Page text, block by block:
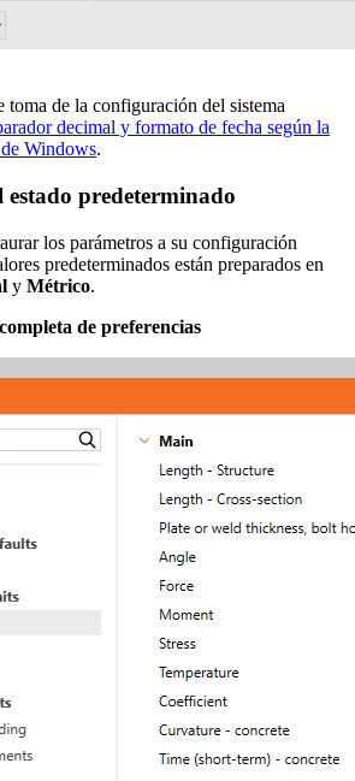
toma de la configuración del sistema
decimal y formato de fecha según la
Windows.
predeterminado
los parámetros a su configuración
predeterminados están preparados en
y Métrico.
de preferencias